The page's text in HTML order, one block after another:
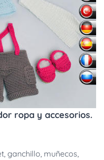
ropa y accesorios.
, ganchillo, muñecos,